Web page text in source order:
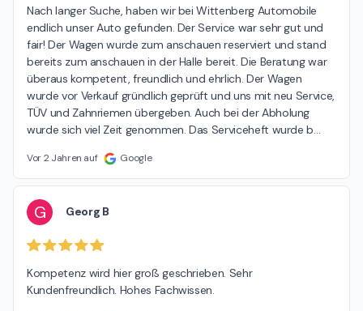
Nach langer Suche, haben wir bei Wittenberg Automobile
endlich unser Auto gefunden. Der Service war sehr gut und
fair! Der Wagen wurde zum anschauen reserviert und stand
bereits zum anschauen in der Halle bereit. Die Beratung war
überaus kompetent, freundlich und ehrlich. Der Wagen
wurde vor Verkauf gründlich geprüft und uns mit neu Service,
TÜV und Zahnriemen übergeben. Auch bei der Abholung
wurde sich viel Zeit genommen. Das Serviceheft wurde b…
Vor 2 Jahren auf Google
G Georg B
Kompetenz wird hier groß geschrieben. Sehr
Kundenfreundlich. Hohes Fachwissen.